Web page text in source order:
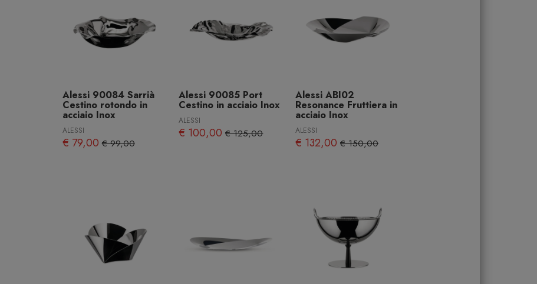
Alessi 90084 Sarrià
Cestino rotondo in
acciaio Inox
ALESSI
€ 79,00€ 99,00
Alessi 90085 Port
Cestino in acciaio Inox
ALESSI
€ 100,00€ 125,00
Alessi ABI02
Resonance Fruttiera in
acciaio Inox
ALESSI
€ 132,00€ 150,00